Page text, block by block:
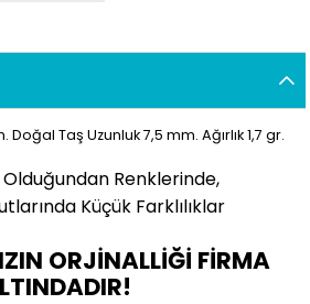
Taş Uzunluk 7,5 mm. Ağırlık 1,7 gr.
Renklerinde,
Küçük Farklılıklar
ORJİNALLİĞİ FİRMA